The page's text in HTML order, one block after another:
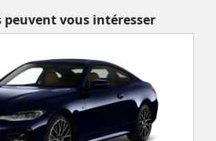
peuvent vous intéresser